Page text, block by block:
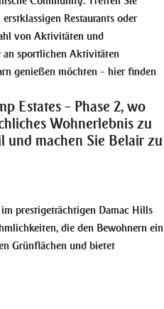
Restaurants oder
von Aktivitäten und
an sportlichen Aktivitäten
genießen möchten – hier finden
Estates – Phase 2, wo
Wohnerlebnis zu
und machen Sie Belair zu
prestigeträchtigen Damac Hills
die den Bewohnern ein
Grünflächen und bietet